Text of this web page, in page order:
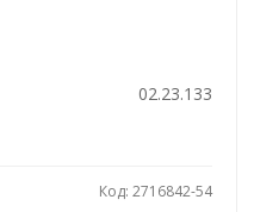
02.23.133
Код: 2716842-54